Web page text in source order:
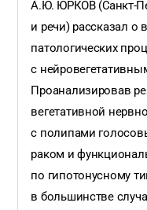
А.Ю. ЮРКОВ (Санкт-
и речи) рассказал о
патологических
с
Проанализировав
вегетативной
с полипами
раком и
по гипотонусному
в большинстве